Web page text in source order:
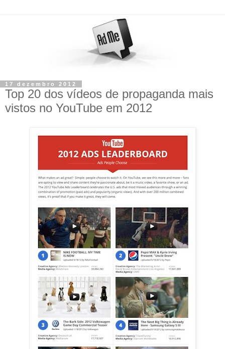
17 dezembro 2012
Top 20 dos vídeos de propaganda mais
vistos no YouTube em 2012